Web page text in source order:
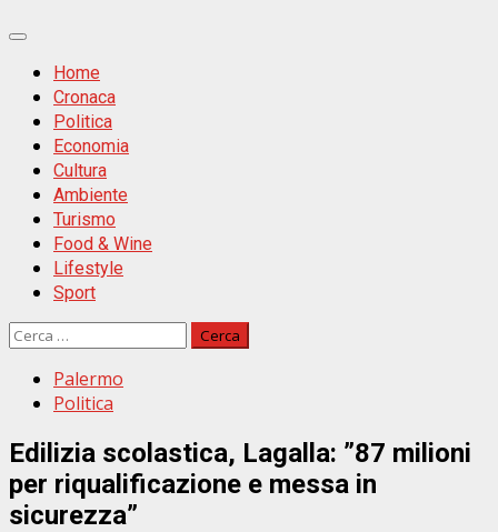
Primäres
MenüHome
Cronaca
Politica
Economia
Cultura
Ambiente
Turismo
Food & Wine
Lifestyle
Sport
Ricerca
Palermo
Politica
Edilizia scolastica, Lagalla: ”87 milioni
per riqualificazione e messa in
sicurezza”